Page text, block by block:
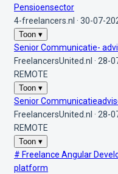
Pensioensector
4-freelancers.nl · 30-07-
Toon ▾
Senior Communicatie-
FreelancersUnited.nl · 28-
REMOTE
Toon ▾
Senior
FreelancersUnited.nl · 28-
REMOTE
Toon ▾
# Freelance Angular
platform